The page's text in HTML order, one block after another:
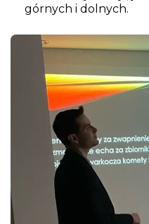
górnych i dolnych.